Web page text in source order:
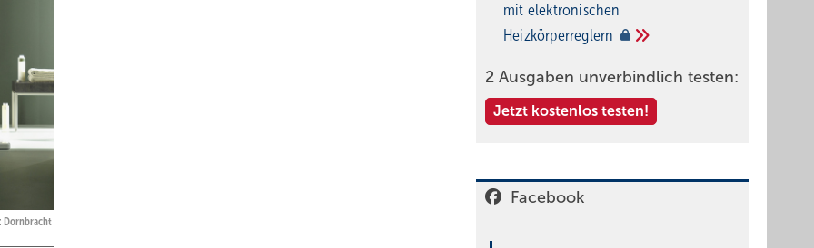
Dornbracht
mit elektronischen
Heizkörperreglern
2 Ausgaben unverbindlich testen:
Jetzt kostenlos testen!
Facebook